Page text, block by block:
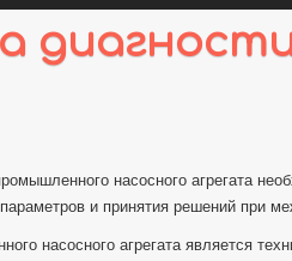
насосного агрегата
и принятия решений при
насосного агрегата является